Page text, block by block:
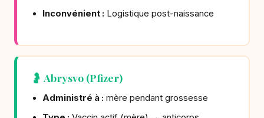
Inconvénient : Logistique post-naissance
🤰 Abrysvo (Pfizer)
Administré à : mère pendant grossesse